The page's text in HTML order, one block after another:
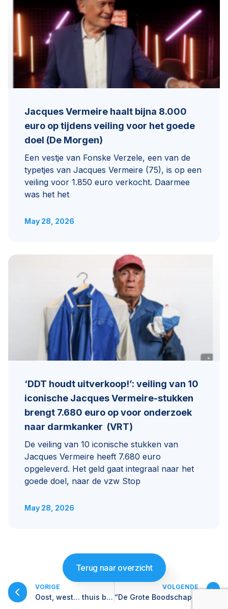
Jacques Vermeire haalt bijna 8.000
euro op tijdens veiling voor het goede
doel (De Morgen)
Een vestje van Fonske Verzele, een van de
typetjes van Jacques Vermeire (75), is op een
veiling voor 1.850 euro verkocht. Daarmee
was het het
May 28, 2026
‘DDT houdt uitverkoop!’: veiling van 10
iconische Jacques Vermeire-stukken
brengt 7.680 euro op voor onderzoek
naar darmkanker (VRT)
De veiling van 10 iconische stukken van
Jacques Vermeire heeft 7.680 euro
opgeleverd. Het geld gaat integraal naar het
goede doel, naar de vzw Stop
May 28, 2026
VORIGE
Oost, west… thuis best!
VOLGENDE
Terug naar overzicht